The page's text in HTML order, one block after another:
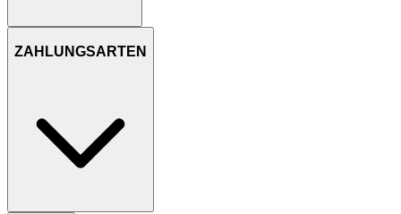
ZAHLUNGSARTEN